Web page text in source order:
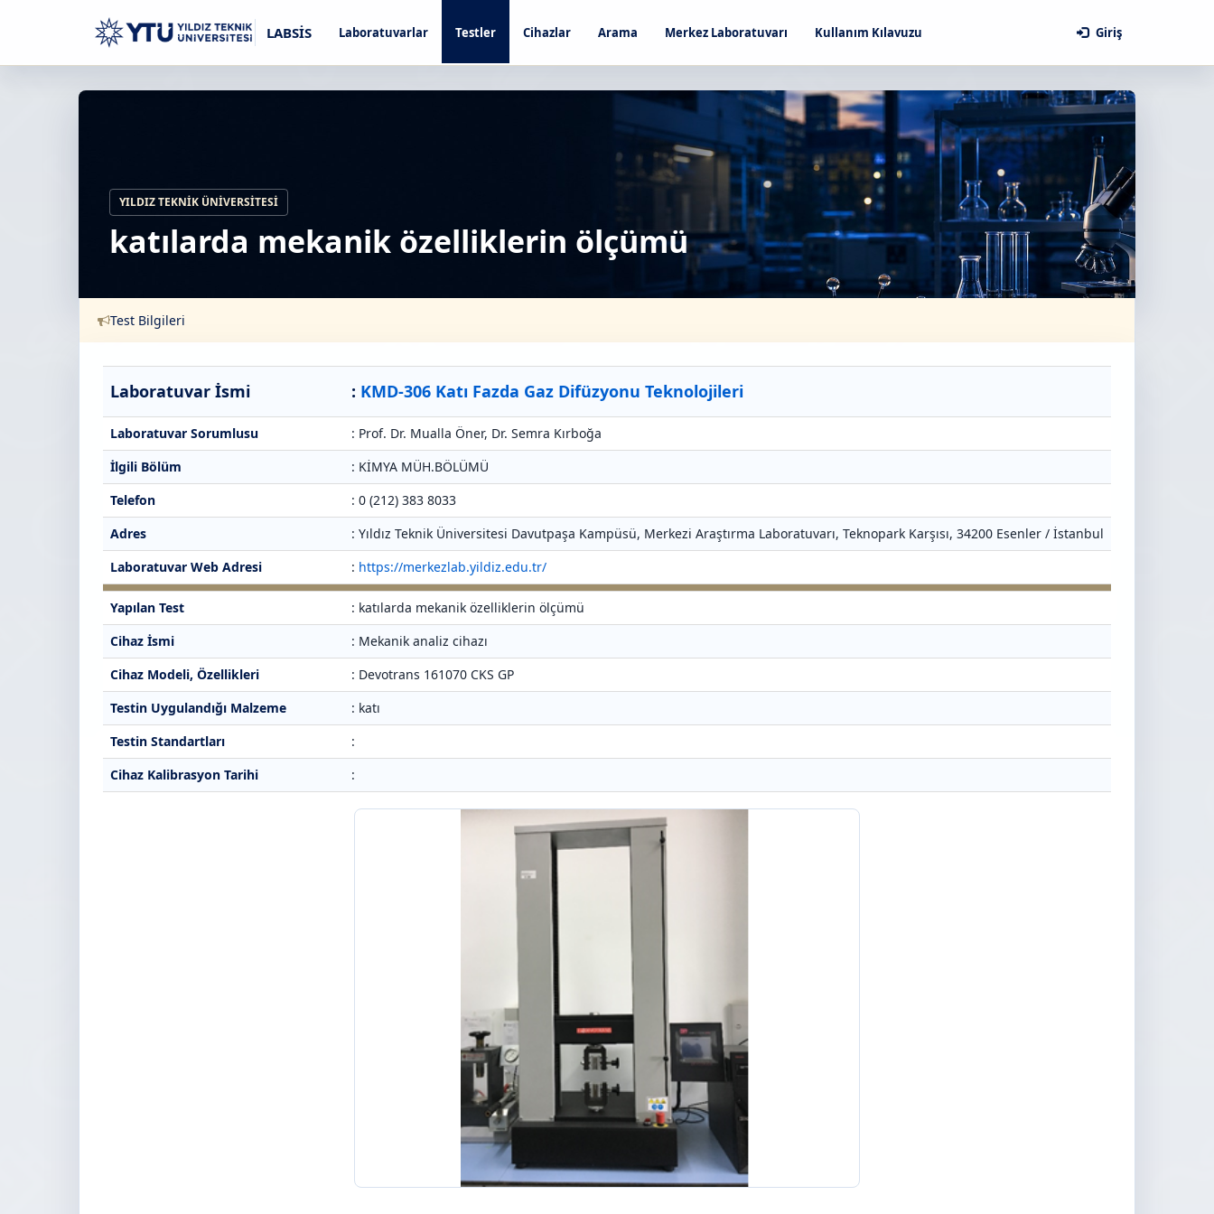
LABSİS Laboratuvarlar Testler Cihazlar Arama Merkez Laboratuvarı Kullanım Kılavuzu Giriş
YILDIZ TEKNIK ÜNIVERSITESI
katılarda mekanik özelliklerin ölçümü
Test Bilgileri
Laboratuvar İsmi : KMD-306 Katı Fazda Gaz Difüzyonu Teknolojileri
Laboratuvar Sorumlusu
: Prof. Dr. Mualla Öner, Dr. Semra Kırboğa
İlgili Bölüm
: KİMYA MÜH.BÖLÜMÜ
Telefon
: 0 (212) 383 8033
Adres
: Yıldız Teknik Üniversitesi Davutpaşa Kampüsü, Merkezi Araştırma Laboratuvarı, Teknopark Karşısı, 34200 Esenler / İstanbul
Laboratuvar Web Adresi
: https://merkezlab.yildiz.edu.tr/
Yapılan Test
: katılarda mekanik özelliklerin ölçümü
Cihaz İsmi
: Mekanik analiz cihazı
Cihaz Modeli, Özellikleri
: Devotrans 161070 CKS GP
Testin Uygulandığı Malzeme
: katı
Testin Standartları
:
Cihaz Kalibrasyon Tarihi
: